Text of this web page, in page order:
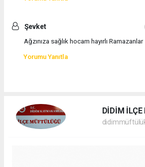
Şevket
Ağzınıza sağlık hocam hayırlı Ramazanlar
Yorumu Yanıtla
DİDİM